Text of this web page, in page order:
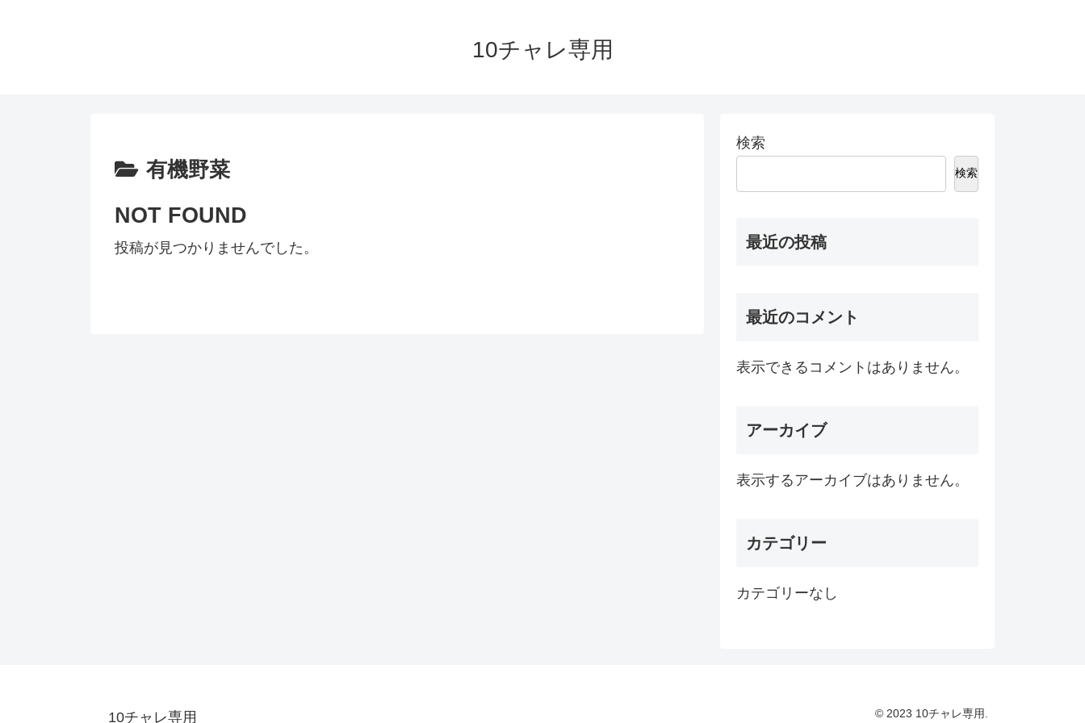
10チャレ専用
有機野菜
NOT FOUND
投稿が見つかりませんでした。
検索
検索
最近の投稿
最近のコメント
表示できるコメントはありません。
アーカイブ
表示するアーカイブはありません。
カテゴリー
カテゴリーなし
10チャレ専用 © 2023 10チャレ専用.